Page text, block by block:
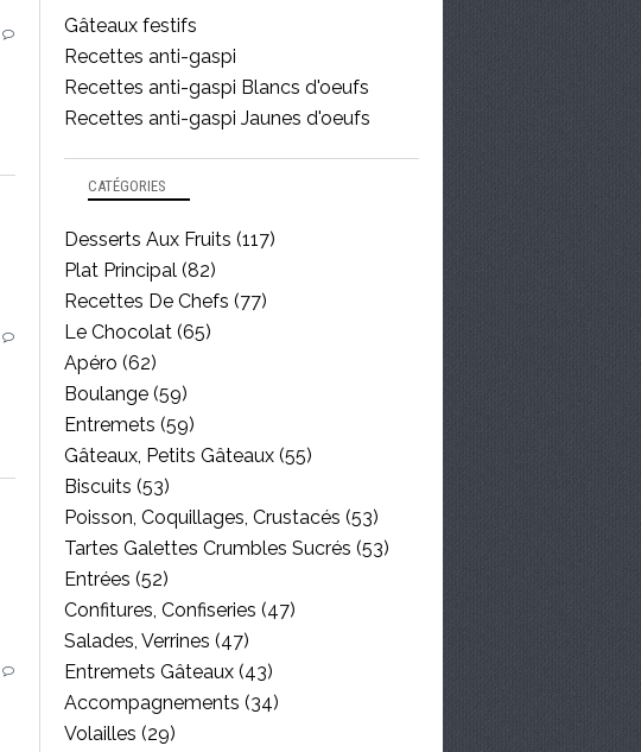
PLAT PRINCIPAL
Gâteaux festifs
Recettes anti-gaspi
Recettes anti-gaspi Blancs d'oeufs
Recettes anti-gaspi Jaunes d'oeufs
CATÉGORIES
Desserts Aux Fruits (117)
Plat Principal (82)
Recettes De Chefs (77)
Le Chocolat (65)
Apéro (62)
Boulange (59)
Entremets (59)
Gâteaux, Petits Gâteaux (55)
Biscuits (53)
Poisson, Coquillages, Crustacés (53)
Tartes Galettes Crumbles Sucrés (53)
Entrées (52)
Confitures, Confiseries (47)
Salades, Verrines (47)
Entremets Gâteaux (43)
Accompagnements (34)
Volailles (29)